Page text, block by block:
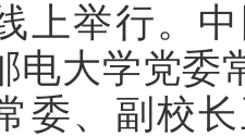
上举行。
电大学党委
委、副校